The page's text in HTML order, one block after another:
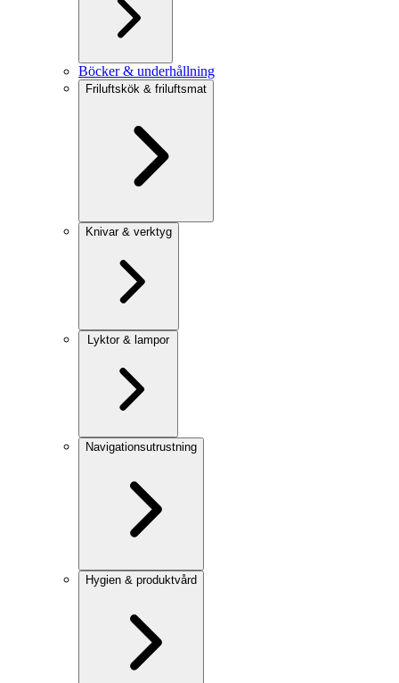
Böcker & underhållning
Friluftskök & friluftsmat
Knivar & verktyg
Lyktor & lampor
Navigationsutrustning
Hygien & produktvård